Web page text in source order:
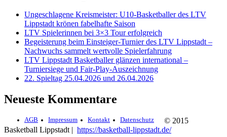
Ungeschlagene Kreismeister: U10-Basketballer des LTV
Lippstadt krönen fabelhafte Saison
LTV Spielerinnen bei 3×3 Tour erfolgreich
Begeisterung beim Einsteiger-Turnier des LTV Lippstadt –
Nachwuchs sammelt wertvolle Spielerfahrung
LTV Lippstadt Basketballer glänzen international –
Turniersiege und Fair-Play-Auszeichnung
22. Spieltag 25.04.2026 und 26.04.2026
Neueste Kommentare
AGB Impressum Kontakt Datenschutz
© 2015
Basketball Lippstadt | https://basketball-lippstadt.de/